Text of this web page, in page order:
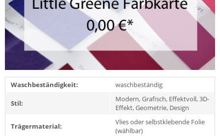
Waschbeständigkeit: waschbeständig
Stil:
Modern, Grafisch, Effektvoll, 3D-
Effekt, Geometrie, Design
Trägermaterial:
Vlies oder selbstklebende Folie
(wählbar)